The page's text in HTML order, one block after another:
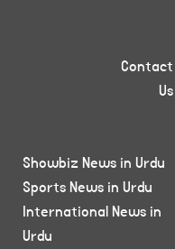
Contact
Us
Showbiz News in Urdu
Sports News in Urdu
International News in
Urdu